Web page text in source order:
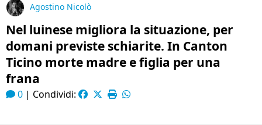
Agostino Nicolò
Nel luinese migliora la situazione, per
domani previste schiarite. In Canton
Ticino morte madre e figlia per una
frana
0 | Condividi: